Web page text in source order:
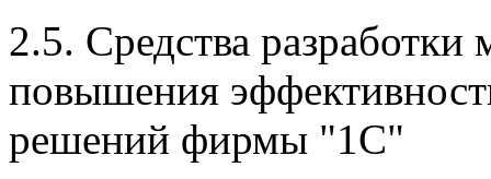
2.5. Средства
повышения
решений фирмы "1С"